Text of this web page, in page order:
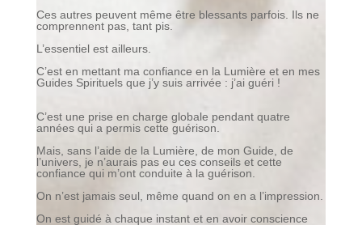
Ces autres peuvent même être blessants parfois. Ils ne
comprennent pas, tant pis.
L’essentiel est ailleurs.
C’est en mettant ma confiance en la Lumière et en mes
Guides Spirituels que j’y suis arrivée : j’ai guéri !
C’est une prise en charge globale pendant quatre
années qui a permis cette guérison.
Mais, sans l’aide de la Lumière, de mon Guide, de
l’univers, je n’aurais pas eu ces conseils et cette
confiance qui m’ont conduite à la guérison.
On n’est jamais seul, même quand on en a l’impression.
On est guidé à chaque instant et en avoir conscience